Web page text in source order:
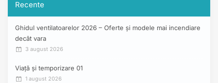
Recente
Ghidul ventilatoarelor 2026 – Oferte și modele mai incendiare
decât vara
3 august 2026
Viață și temporizare 01
1 august 2026